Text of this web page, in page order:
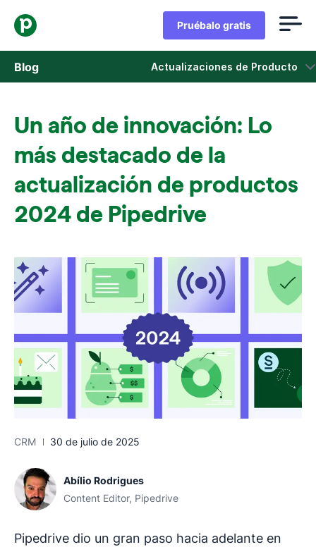
Pruébalo gratis
Blog Actualizaciones de Producto
Marketing
Actualizaciones de Producto
Casos de estudio
Se abre en una nueva ventana
Un año de innovación: Lo
más destacado de la
actualización de productos
2024 de Pipedrive
CRM 30 de julio de 2025
Abílio Rodrigues
Content Editor, Pipedrive
Pipedrive dio un gran paso hacia adelante en